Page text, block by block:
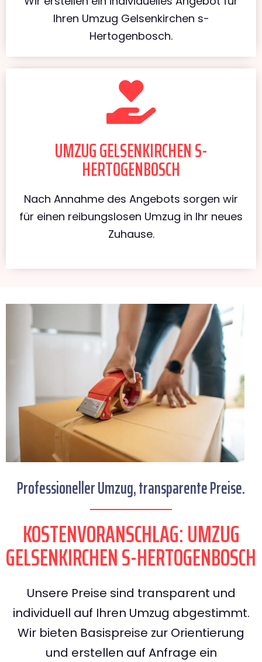
Ihren Umzug Gelsenkirchen s-
Hertogenbosch.
UMZUG GELSENKIRCHEN S-
HERTOGENBOSCH
Nach Annahme des Angebots sorgen wir
für einen reibungslosen Umzug in Ihr neues
Zuhause.
Professioneller Umzug, transparente Preise.
KOSTENVORANSCHLAG: UMZUG
GELSENKIRCHEN S-HERTOGENBOSCH
Unsere Preise sind transparent und
individuell auf Ihren Umzug abgestimmt.
Wir bieten Basispreise zur Orientierung
und erstellen auf Anfrage ein